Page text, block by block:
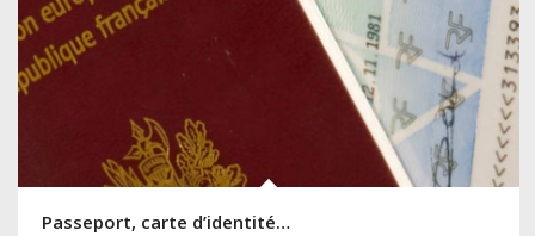
Passeport, carte d’identité…